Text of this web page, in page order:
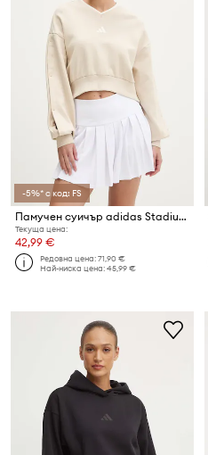
-5%* с код: FS
Памучен суичър adidas Stadium
Текуща цена:
42,99 €
Редовна цена:71,90 €
Най-ниска цена:45,99 €